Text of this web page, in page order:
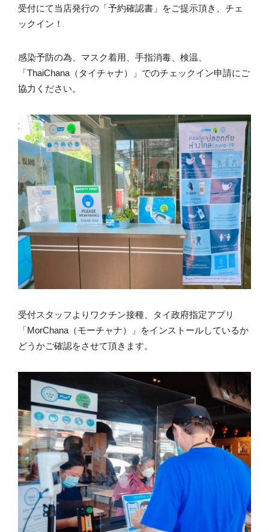
受付にて当店発行の「予約確認書」をご提示頂き、チェ
ックイン！
感染予防の為、マスク着用、手指消毒、検温、
「ThaiChana（タイチャナ）」でのチェックイン申請にご
協力ください。
受付スタッフよりワクチン接種、タイ政府指定アプリ
「MorChana（モーチャナ）」をインストールしているか
どうかご確認をさせて頂きます。